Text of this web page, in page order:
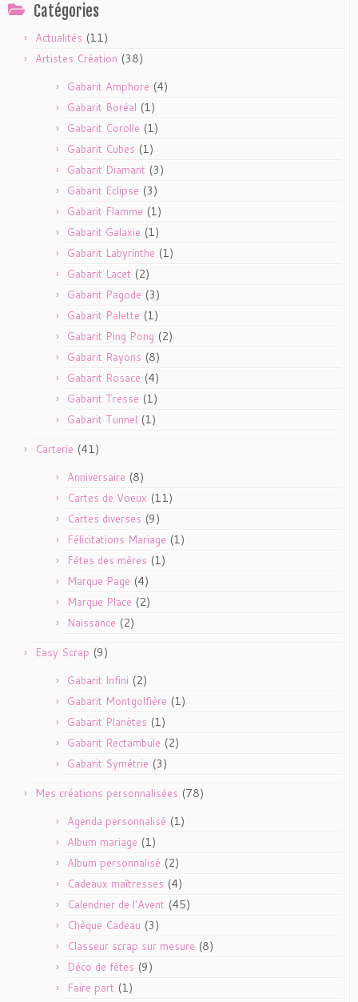
Catégories
Actualités (11)
Artistes Création (38)
Gabarit Amphore (4)
Gabarit Boréal (1)
Gabarit Corolle (1)
Gabarit Cubes (1)
Gabarit Diamant (3)
Gabarit Eclipse (3)
Gabarit Flamme (1)
Gabarit Galaxie (1)
Gabarit Labyrinthe (1)
Gabarit Lacet (2)
Gabarit Pagode (3)
Gabarit Palette (1)
Gabarit Ping Pong (2)
Gabarit Rayons (8)
Gabarit Rosace (4)
Gabarit Tresse (1)
Gabarit Tunnel (1)
Carterie (41)
Anniversaire (8)
Cartes de Voeux (11)
Cartes diverses (9)
Félicitations Mariage (1)
Fêtes des mères (1)
Marque Page (4)
Marque Place (2)
Naissance (2)
Easy Scrap (9)
Gabarit Infini (2)
Gabarit Montgolfière (1)
Gabarit Planètes (1)
Gabarit Rectambule (2)
Gabarit Symétrie (3)
Mes créations personnalisées (78)
Agenda personnalisé (1)
Album mariage (1)
Album personnalisé (2)
Cadeaux maîtresses (4)
Calendrier de l'Avent (45)
Chèque Cadeau (3)
Classeur scrap sur mesure (8)
Déco de fêtes (9)
Faire part (1)